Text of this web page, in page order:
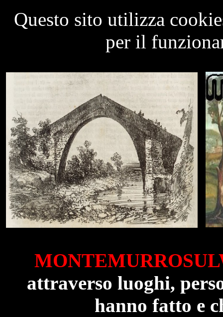
Questo sito utilizza
per il
attraverso luoghi,
hanno fatto e